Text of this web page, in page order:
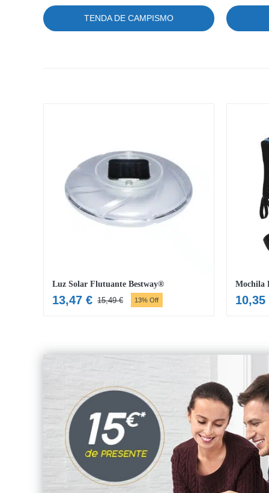
TENDA DE CAMPISMO
Luz Solar Flutuante Bestway®
15,49€O
era:
15,49 €.
13,47 €
O
é:
13,47 €.
13% Off 10,35